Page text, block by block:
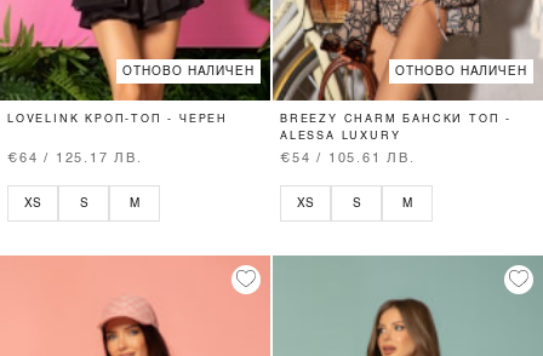
ОТНОВО НАЛИЧЕН
LOVELINK КРОП-ТОП - ЧЕРЕН
€64 / 125.17 ЛВ.
XS S M
ОТНОВО НАЛИЧЕН
BREEZY CHARM БАНСКИ ТОП -
ALESSA LUXURY
€54 / 105.61 ЛВ.
XS S M